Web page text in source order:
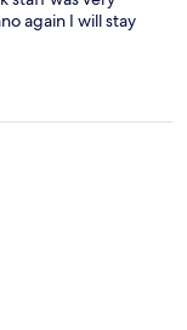
again I will stay